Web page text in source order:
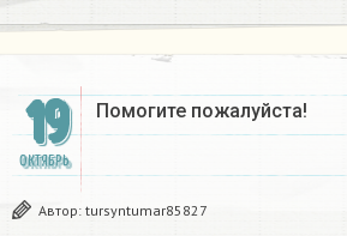
19
ОКТЯБРЬ
Помогите пожалуйста!
Автор: tursyntumar85827